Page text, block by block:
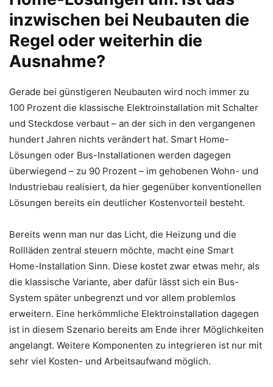
inzwischen bei Neubauten die
Regel oder weiterhin die
Ausnahme?
Gerade bei günstigeren Neubauten wird noch immer zu
100 Prozent die klassische Elektroinstallation mit Schalter
und Steckdose verbaut – an der sich in den vergangenen
hundert Jahren nichts verändert hat. Smart Home-
Lösungen oder Bus-Installationen werden dagegen
überwiegend – zu 90 Prozent – im gehobenen Wohn- und
Industriebau realisiert, da hier gegenüber konventionellen
Lösungen bereits ein deutlicher Kostenvorteil besteht.
Bereits wenn man nur das Licht, die Heizung und die
Rollläden zentral steuern möchte, macht eine Smart
Home-Installation Sinn. Diese kostet zwar etwas mehr, als
die klassische Variante, aber dafür lässt sich ein Bus-
System später unbegrenzt und vor allem problemlos
erweitern. Eine herkömmliche Elektroinstallation dagegen
ist in diesem Szenario bereits am Ende ihrer Möglichkeiten
angelangt. Weitere Komponenten zu integrieren ist nur mit
sehr viel Kosten- und Arbeitsaufwand möglich.